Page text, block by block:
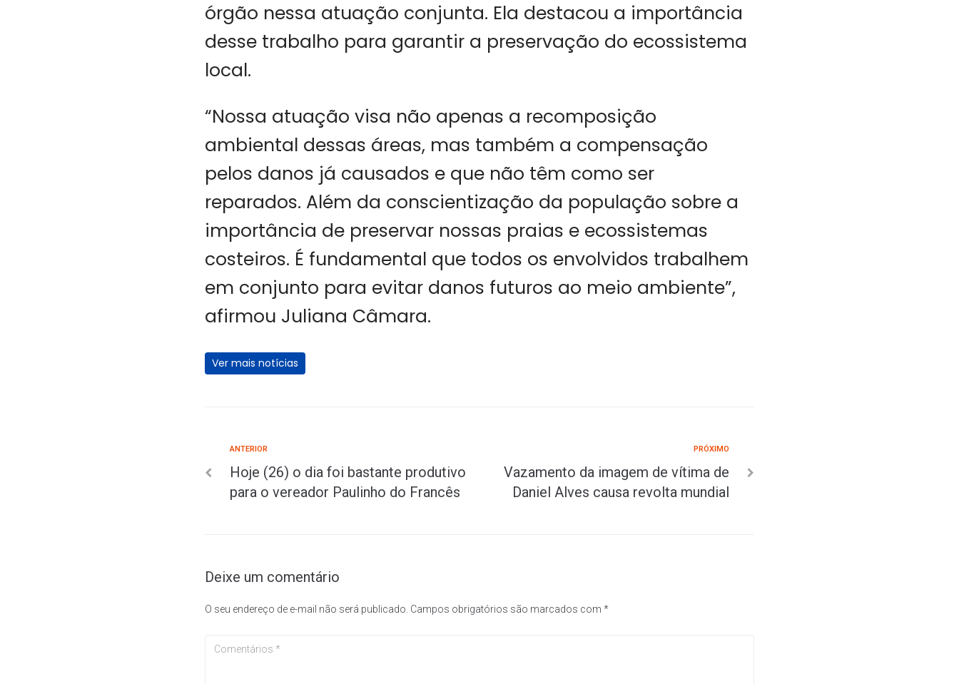
órgão nessa atuação conjunta. Ela destacou a importância
desse trabalho para garantir a preservação do ecossistema
local.
“Nossa atuação visa não apenas a recomposição
ambiental dessas áreas, mas também a compensação
pelos danos já causados e que não têm como ser
reparados. Além da conscientização da população sobre a
importância de preservar nossas praias e ecossistemas
costeiros. É fundamental que todos os envolvidos trabalhem
em conjunto para evitar danos futuros ao meio ambiente”,
afirmou Juliana Câmara.
Ver mais notícias
ANTERIOR
Hoje (26) o dia foi bastante produtivo
para o vereador Paulinho do Francês
PRÓXIMO
Vazamento da imagem de vítima de
Daniel Alves causa revolta mundial
Deixe um comentário
O seu endereço de e-mail não será publicado. Campos obrigatórios são marcados com *